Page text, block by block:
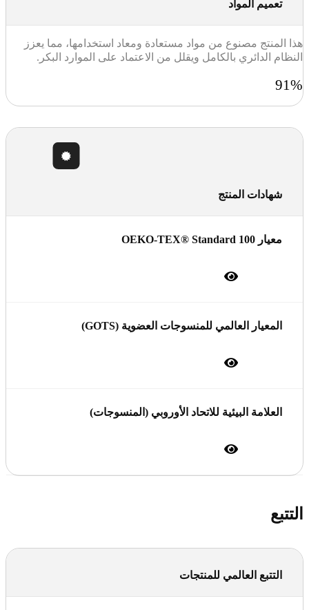
تعميم المواد
هذا المنتج مصنوع من مواد مستعادة ومعاد استخدامها، مما يعزز
النظام الدائري بالكامل ويقلل من الاعتماد على الموارد البكر.
91%
شهادات المنتج
معيار OEKO-TEX® Standard 100
المعيار العالمي للمنسوجات العضوية (GOTS)
العلامة البيئية للاتحاد الأوروبي (المنسوجات)
التتبع
التتبع العالمي للمنتجات